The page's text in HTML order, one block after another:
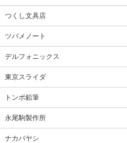
つくし文具店
ツバメノート
デルフォニックス
東京スライダ
トンボ鉛筆
永尾駒製作所
ナカバヤシ